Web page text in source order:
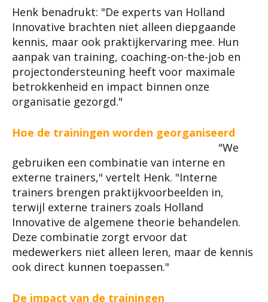
Henk benadrukt: "De experts van Holland
Innovative brachten niet alleen diepgaande
kennis, maar ook praktijkervaring mee. Hun
aanpak van training, coaching-on-the-job en
projectondersteuning heeft voor maximale
betrokkenheid en impact binnen onze
organisatie gezorgd."
Hoe de trainingen worden georganiseerd
"We
gebruiken een combinatie van interne en
externe trainers," vertelt Henk. "Interne
trainers brengen praktijkvoorbeelden in,
terwijl externe trainers zoals Holland
Innovative de algemene theorie behandelen.
Deze combinatie zorgt ervoor dat
medewerkers niet alleen leren, maar de kennis
ook direct kunnen toepassen."
De impact van de trainingen